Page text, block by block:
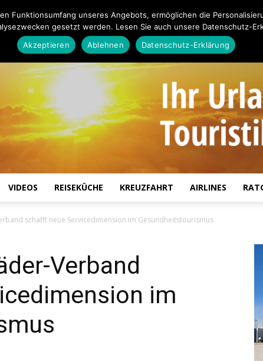
VIDEOS REISEKÜCHE KREUZFAHRT AIRLINES
schafft neue Servicedimension im Gesundheitstourismus
Verband
im
Funktionsumfang unseres Angebots, ermöglichen die
gesetzt werden. Lesen Sie auch unsere Datenschutz-
Akzeptieren
Ablehnen Datenschutz-Erklärung